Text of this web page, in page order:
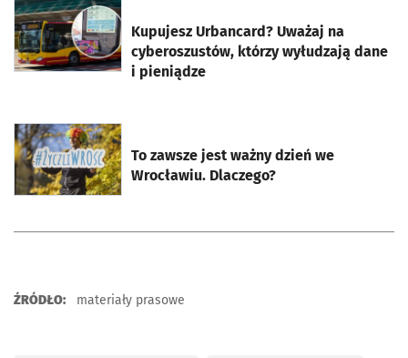
Kupujesz Urbancard? Uważaj na
cyberoszustów, którzy wyłudzają dane
i pieniądze
otworzy się w nowej karcie
To zawsze jest ważny dzień we
Wrocławiu. Dlaczego?
otworzy się w nowej karcie
ŹRÓDŁO: materiały prasowe